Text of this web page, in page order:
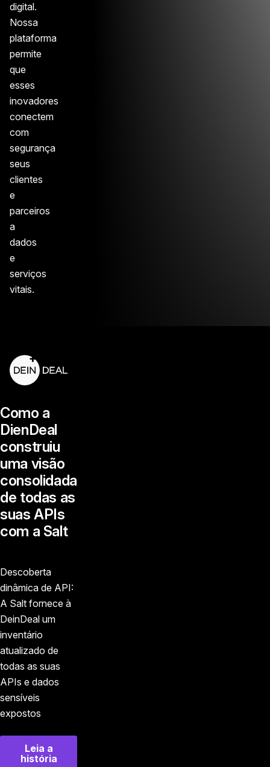
digital.
Nossa
plataforma
permite
que
esses
inovadores
conectem
com
segurança
seus
clientes
e
parceiros
a
dados
e
serviços
vitais.
Como a
DienDeal
construiu
uma visão
consolidada
de todas as
suas APIs
com a Salt
Descoberta
dinâmica de API:
A Salt fornece à
DeinDeal um
inventário
atualizado de
todas as suas
APIs e dados
sensíveis
expostos
Leia a
história